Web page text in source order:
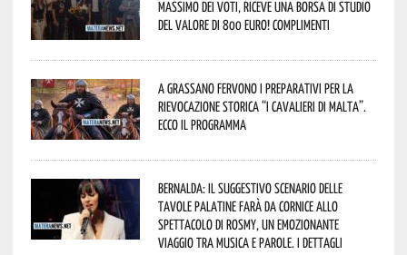
massimo dei voti, riceve una borsa di studio
del valore di 800 euro! Complimenti
A Grassano fervono i preparativi per la
Rievocazione Storica “I CAVALIERI DI MALTA”.
Ecco il programma
Bernalda: il suggestivo scenario delle
Tavole Palatine farà da cornice allo
spettacolo di Rosmy, un emozionante
viaggio tra musica e parole. I dettagli